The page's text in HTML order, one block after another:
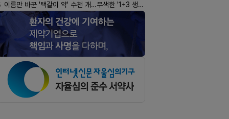
이름만 바꾼 '택갈이 약' 수천 개…무색한 '1+3 생동'